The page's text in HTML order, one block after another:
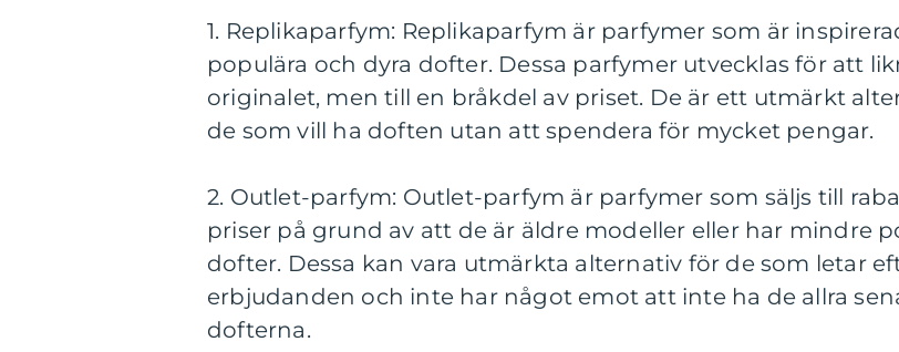
1. Replikaparfym: Replikaparfym är parfymer som är
populära och dyra dofter. Dessa parfymer utvecklas för att
originalet, men till en bråkdel av priset. De är ett utmärkt
de som vill ha doften utan att spendera för mycket pengar.
2. Outlet-parfym: Outlet-parfym är parfymer som säljs till
priser på grund av att de är äldre modeller eller har mindre
dofter. Dessa kan vara utmärkta alternativ för de som letar
erbjudanden och inte har något emot att inte ha de allra
dofterna.